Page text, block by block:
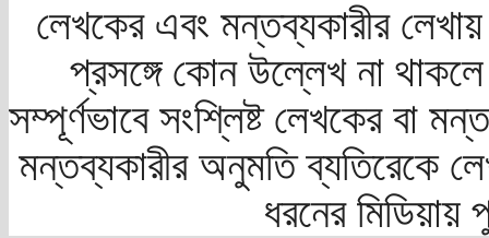
লেখকের এবং মন্তব্যকারীর
প্রসঙ্গে কোন উল্লেখ না
সম্পূর্ণভাবে সংশ্লিষ্ট লেখকের বা
মন্তব্যকারীর অনুমতি ব্যতিরেকে
ধরনের মিডিয়ায়